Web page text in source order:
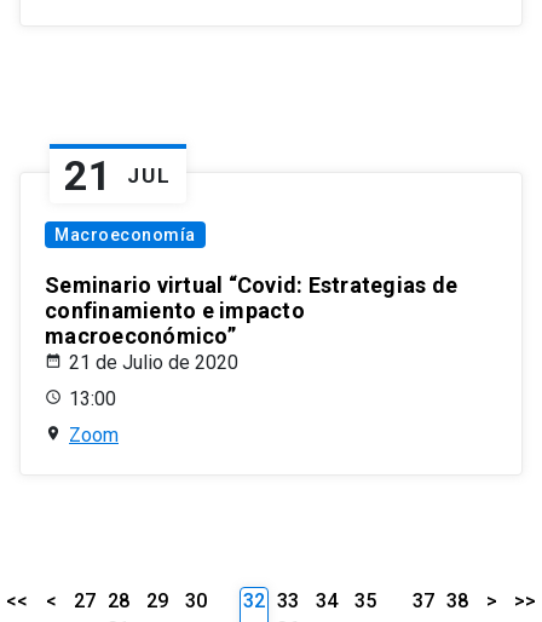
21 JUL
Macroeconomía
Seminario virtual “Covid: Estrategias de
confinamiento e impacto
macroeconómico”
21 de Julio de 2020
13:00
Zoom
<< < 27 28 29
30
32 33 34
35
37 38 > >>